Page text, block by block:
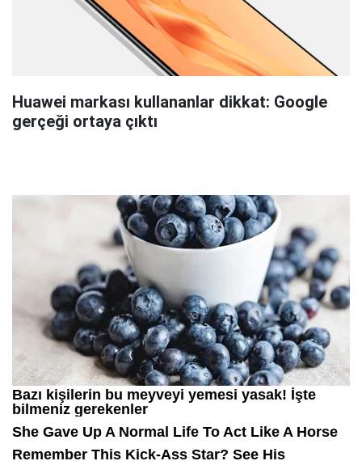
Huawei markası kullananlar dikkat: Google
gerçeği ortaya çıktı